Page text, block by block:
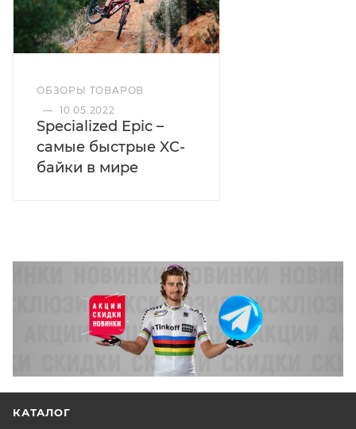
ОБЗОРЫ ТОВАРОВ
— 10.05.2022
Specialized Epic –
самые быстрые XC-
байки в мире
КАТАЛОГ